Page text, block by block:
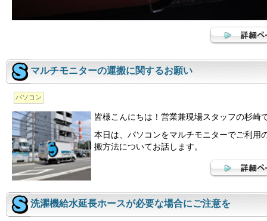
マルチモニターの運搬に関するお願い
パソコン
皆様こんにちは！営業兼現場スタッフの杉崎
本日は、パソコンをマルチモニターでご利用
搬方法についてお話します。
洗濯機給水延長ホースが必要な場合にご注意を